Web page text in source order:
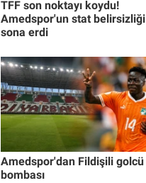
TFF son noktayı koydu!
Amedspor'un stat belirsizliği
sona erdi
Amedspor'dan Fildişili golcü
bombası